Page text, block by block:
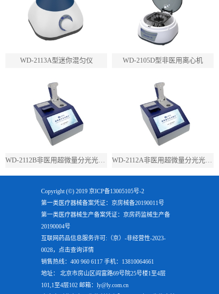
WD-2113A型迷你混匀仪 WD-2105D型非医用离心机
WD-2112B非医用超微量分光光度计（带荧光） WD-2112A非医用超微量分光光度计（不带荧光）
Copyright (©) 2019 京ICP备13005105号-2
第一类医疗器械备案凭证：京房械备20190011号
第一类医疗器械生产备案凭证：京房药监械生产备
20190004号
互联网药品信息服务许可:（京）-非经营性-2023-
0028，点击查询详情
销售热线：400 960 6117 手机：13810064661
地址： 北京市房山区阎富路69号院25号楼1至4层
101,1至4层102 邮箱：ly@ly.com.cn